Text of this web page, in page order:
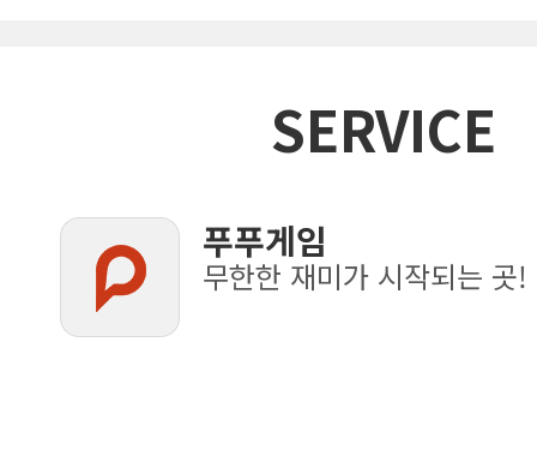
SERVICE
푸푸게임
무한한 재미가 시작되는 곳!